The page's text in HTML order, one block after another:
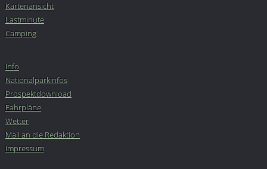
Kartenansicht
Lastminute
Camping
Info
Nationalparkinfos
Prospektdownload
Fahrpläne
Wetter
Mail an die Redaktion
Impressum